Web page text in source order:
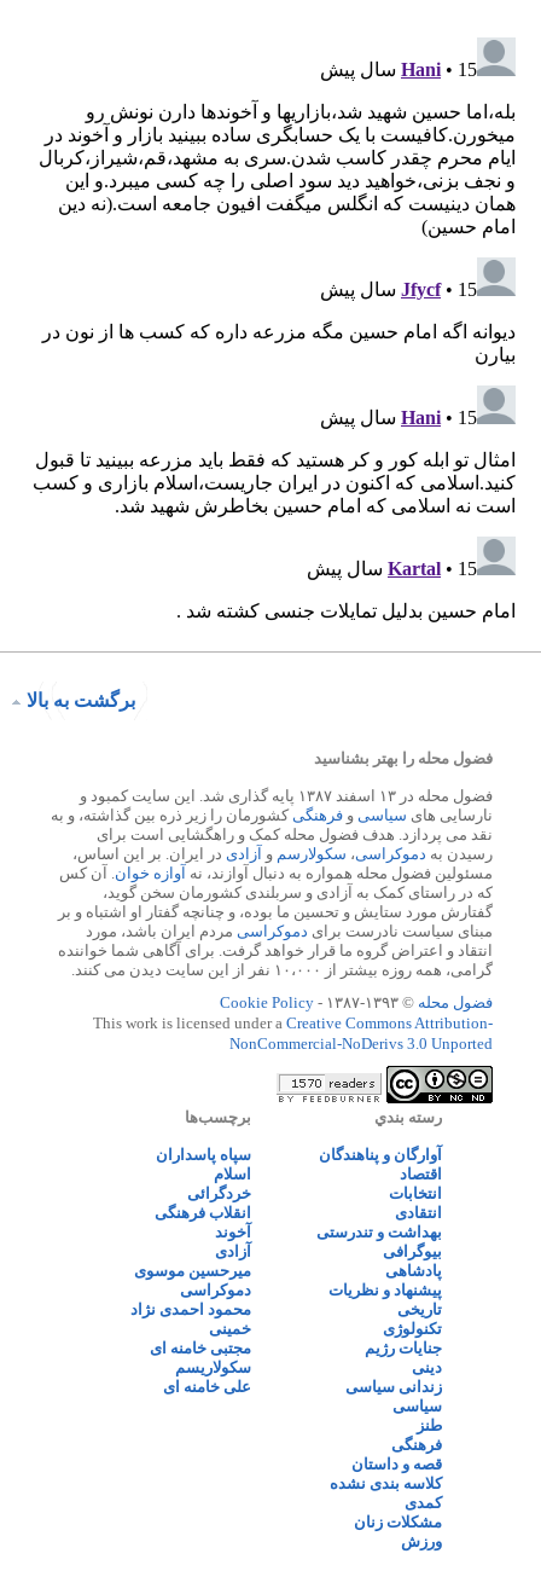
برگشت به بالا
فضول محله را بهتر بشناسید
فضول محله در ۱۳ اسفند ۱۳۸۷ پایه گذاری شد. این سایت کمبود و
نارسایی های سیاسی و فرهنگیکشورمان را زیر ذره بین گذاشته، و به
نقد می پردازد. هدف فضول محله کمک و راهگشایی است برای
رسیدن به دموکراسی، سکولارسم و آزادی در ایران. بر این اساس،
مسئولین فضول محله همواره به دنبال آوازند، نه آوازه خوان. آن کس
که در راستای کمک به آزادی و سربلندی کشورمان سخن گوید،
گفتارش مورد ستایش و تحسین ما بوده، و چنانچه گفتار او اشتباه و بر
مبنای سیاست نادرست برای دموکراسی مردم ایران باشد، مورد
انتقاد و اعتراض گروه ما قرار خواهد گرفت. برای آگاهی شما خواننده
گرامی، همه روزه بیشتر از ۱۰،۰۰۰ نفر از این سایت دیدن می کنند.
فضول محله © ۱۳۹۳-۱۳۸۷ -
Cookie Policy
This work is licensed under a Creative Commons Attribution-
NonCommercial-NoDerivs 3.0 Unported
رسته بندي
آوارگان و پناهندگان
اقتصاد
انتخابات
انتقادی
بهداشت و تندرستی
بیوگرافی
پادشاهی
پیشنهاد و نظریات
تاریخی
تکنولوژی
جنایات رژیم
دینی
زندانی سیاسی
سیاسی
طنز
فرهنگی
قصه و داستان
کلاسه بندی نشده
کمدی
مشکلات زنان
ورزش
برچسب‌ها
سپاه پاسداران
اسلام
خردگرائی
انقلاب فرهنگی
آخوند
آزادی
میرحسین موسوی
دموکراسی
محمود احمدی نژاد
خمینی
مجتبی خامنه ای
سکولاریسم
علی خامنه ای